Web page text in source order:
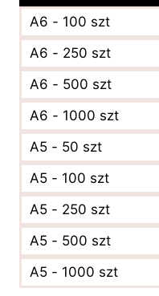
A6 - 100 szt
A6 - 250 szt
A6 - 500 szt
A6 - 1000 szt
A5 - 50 szt
A5 - 100 szt
A5 - 250 szt
A5 - 500 szt
A5 - 1000 szt